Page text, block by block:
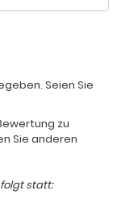
Seien Sie
zu
Sie anderen
statt: